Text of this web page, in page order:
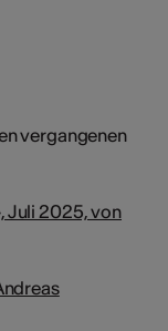
vergangenen
Juli 2025, von